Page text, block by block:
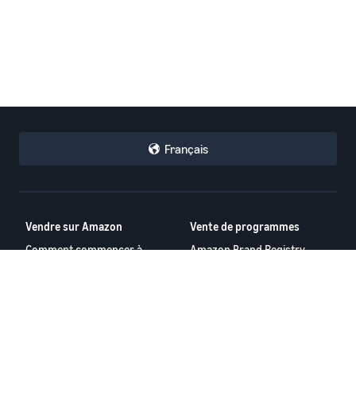
Français
Vendre sur Amazon
Comment commencer à
Vente de programmes
Amazon Brand Registry